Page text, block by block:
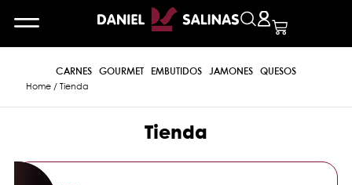
CARNES GOURMET EMBUTIDOS JAMONES QUESOS
Home/ Tienda
Tienda